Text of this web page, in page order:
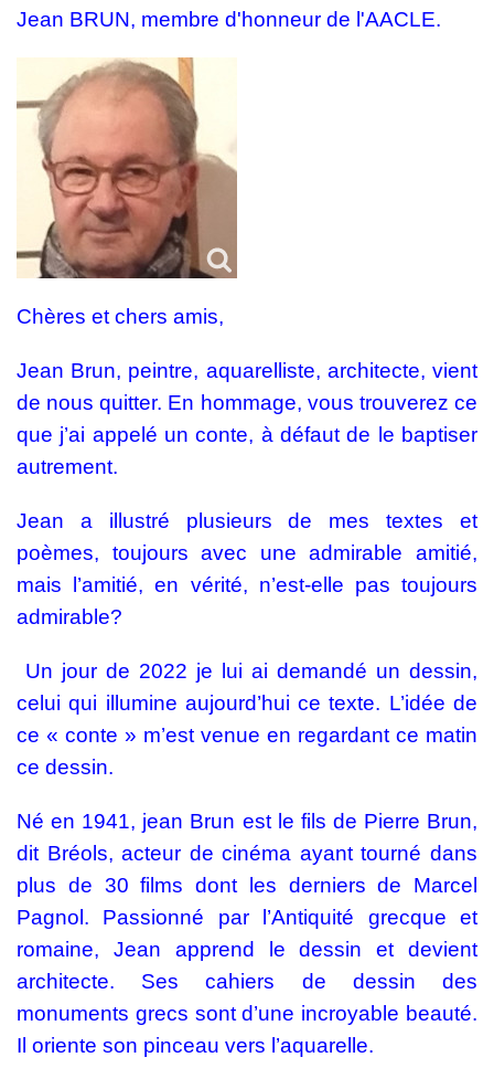
Jean BRUN, membre d'honneur de l'AACLE.
Chères et chers amis,
Jean Brun, peintre, aquarelliste, architecte, vient
de nous quitter. En hommage, vous trouverez ce
que j’ai appelé un conte, à défaut de le baptiser
autrement.
Jean a illustré plusieurs de mes textes et
poèmes, toujours avec une admirable amitié,
mais l’amitié, en vérité, n’est-elle pas toujours
admirable?
Un jour de 2022 je lui ai demandé un dessin,
celui qui illumine aujourd’hui ce texte. L’idée de
ce « conte » m’est venue en regardant ce matin
ce dessin.
Né en 1941, jean Brun est le fils de Pierre Brun,
dit Bréols, acteur de cinéma ayant tourné dans
plus de 30 films dont les derniers de Marcel
Pagnol. Passionné par l’Antiquité grecque et
romaine, Jean apprend le dessin et devient
architecte. Ses cahiers de dessin des
monuments grecs sont d’une incroyable beauté.
Il oriente son pinceau vers l’aquarelle.